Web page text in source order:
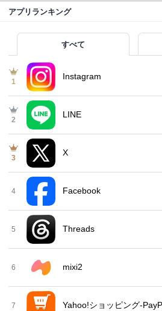
アプリランキング
すべて
1
Instagram
2
LINE
3
X
4 Facebook
5 Threads
6 mixi2
7 Yahoo!ショッピング-